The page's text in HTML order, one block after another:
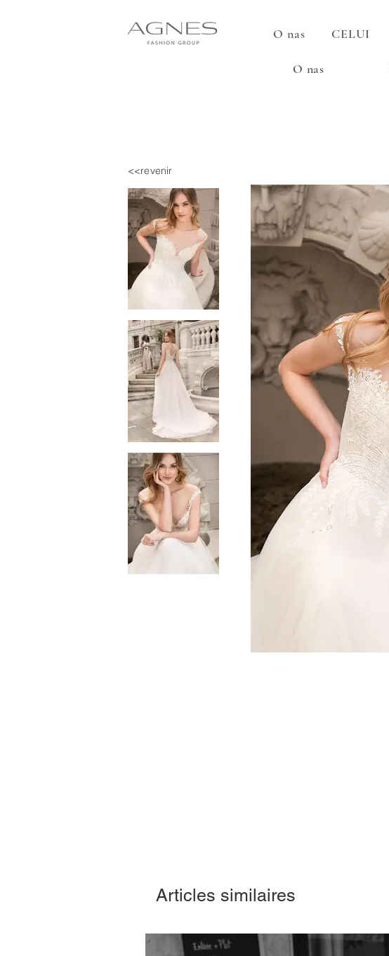
O nas CELUI
O nas
<<revenir
Articles similaires